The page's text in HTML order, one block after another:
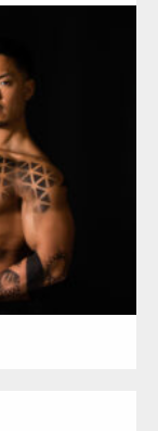
大胸筋)